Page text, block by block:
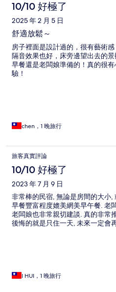
10/10 好極了
2025 年 2 月 5 日
舒適放鬆～
房子裡面是設計過的，很有藝術
隔音效果也好，床旁邊望出去的
早餐還是老闆娘準備的！真的很
驗！
chen，1 晚旅行
旅客真實評論
10/10 好極了
2023 年 7 月 9 日
非常棒的民宿, 無論是房間的大小
早餐豐富程度媲美網美早午餐. 老
老闆娘也非常親切建談. 真的非常
後悔的就是只住一天, 未來一定會
I HUI，1 晚旅行